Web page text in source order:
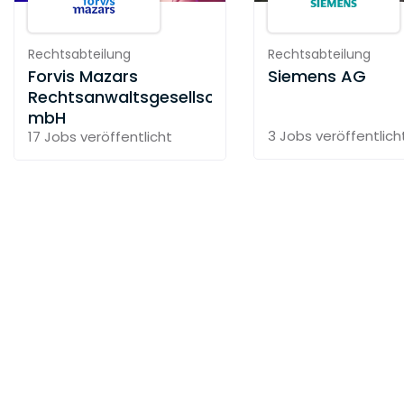
Rechtsabteilung
Forvis Mazars
Rechtsanwaltsgesellschaft
mbH
17 Jobs veröffentlicht
Rechtsabteilung
Siemens AG
3 Jobs